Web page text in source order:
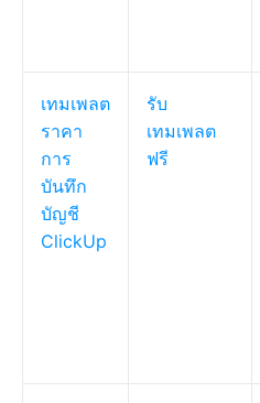
เทมเพลต
ราคา
การ
บันทึก
บัญชี
ClickUp
รับ
เทมเพลต
ฟรี